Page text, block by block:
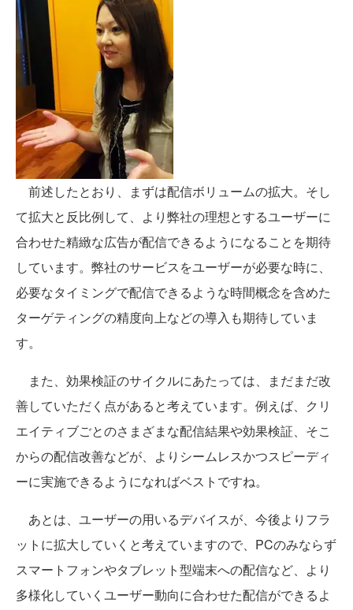
前述したとおり、まずは配信ボリュームの拡大。そし
て拡大と反比例して、より弊社の理想とするユーザーに
合わせた精緻な広告が配信できるようになることを期待
しています。弊社のサービスをユーザーが必要な時に、
必要なタイミングで配信できるような時間概念を含めた
ターゲティングの精度向上などの導入も期待していま
す。
また、効果検証のサイクルにあたっては、まだまだ改
善していただく点があると考えています。例えば、クリ
エイティブごとのさまざまな配信結果や効果検証、そこ
からの配信改善などが、よりシームレスかつスピーディ
ーに実施できるようになればベストですね。
あとは、ユーザーの用いるデバイスが、今後よりフラ
ットに拡大していくと考えていますので、PCのみならず
スマートフォンやタブレット型端末への配信など、より
多様化していくユーザー動向に合わせた配信ができるよ